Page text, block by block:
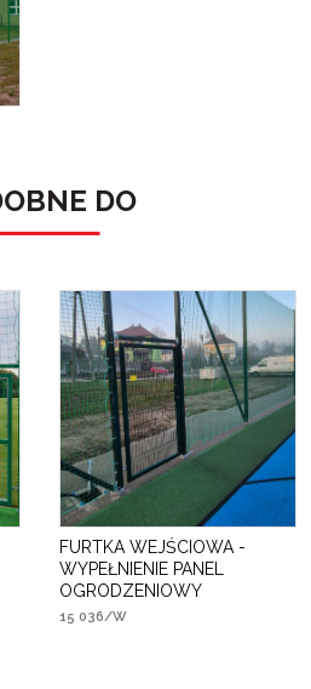
DO
FURTKA WEJŚCIOWA -
WYPEŁNIENIE PANEL
OGRODZENIOWY
15 036/W